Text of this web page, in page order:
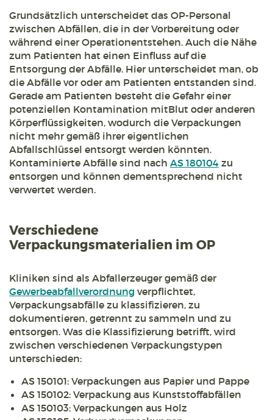
Grundsätzlich unterscheidet das OP-Personal
zwischen Abfällen, die in der Vorbereitung oder
während einer Operationentstehen. Auch die Nähe
zum Patienten hat einen Einfluss auf die
Entsorgung der Abfälle. Hier unterscheidet man, ob
die Abfälle vor oder am Patienten entstanden sind.
Gerade am Patienten besteht die Gefahr einer
potenziellen Kontamination mitBlut oder anderen
Körperflüssigkeiten, wodurch die Verpackungen
nicht mehr gemäß ihrer eigentlichen
Abfallschlüssel entsorgt werden könnten.
Kontaminierte Abfälle sind nach AS 180104 zu
entsorgen und können dementsprechend nicht
verwertet werden.
Verschiedene
Verpackungsmaterialien im OP
Kliniken sind als Abfallerzeuger gemäß der
Gewerbeabfallverordnung verpflichtet,
Verpackungsabfälle zu klassifizieren, zu
dokumentieren, getrennt zu sammeln und zu
entsorgen. Was die Klassifizierung betrifft, wird
zwischen verschiedenen Verpackungstypen
unterschieden:
AS 150101: Verpackungen aus Papier und Pappe
AS 150102: Verpackung aus Kunststoffabfällen
AS 150103: Verpackungen aus Holz